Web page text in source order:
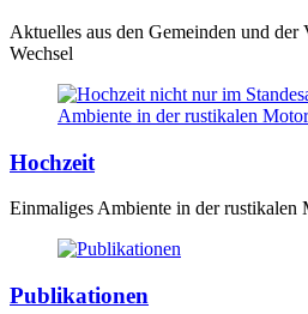
Aktuelles aus den Gemeinden und
Wechsel
Hochzeit
Einmaliges Ambiente in der rustikalen
Publikationen